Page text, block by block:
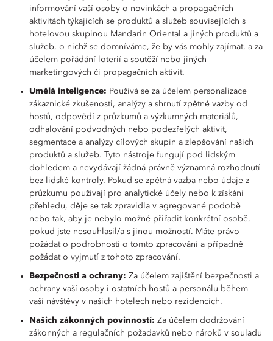
informování vaší osoby o novinkách a propagačních
aktivitách týkajících se produktů a služeb souvisejících s
hotelovou skupinou Mandarin Oriental a jiných produktů a
služeb, o nichž se domníváme, že by vás mohly zajímat, a za
účelem pořádání loterií a soutěží nebo jiných
marketingových či propagačních aktivit.
Umělá inteligence: Používá se za účelem personalizace
zákaznické zkušenosti, analýzy a shrnutí zpětné vazby od
hostů, odpovědí z průzkumů a výzkumných materiálů,
odhalování podvodných nebo podezřelých aktivit,
segmentace a analýzy cílových skupin a zlepšování našich
produktů a služeb. Tyto nástroje fungují pod lidským
dohledem a nevydávají žádná právně významná rozhodnutí
bez lidské kontroly. Pokud se zpětná vazba nebo údaje z
průzkumu používají pro analytické účely nebo k získání
přehledu, děje se tak zpravidla v agregované podobě
nebo tak, aby je nebylo možné přiřadit konkrétní osobě,
pokud jste nesouhlasil/a s jinou možností. Máte právo
požádat o podrobnosti o tomto zpracování a případně
požádat o vyjmutí z tohoto zpracování.
Bezpečnosti a ochrany: Za účelem zajištění bezpečnosti a
ochrany vaší osoby i ostatních hostů a personálu během
vaší návštěvy v našich hotelech nebo rezidencích.
Našich zákonných povinností: Za účelem dodržování
zákonných a regulačních požadavků nebo nároků v souladu